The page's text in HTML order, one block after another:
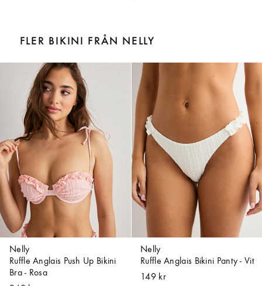
FLER BIKINI FRÅN NELLY
Nelly
Ruffle Anglais Push Up Bikini
Bra - Rosa
Nelly
Ruffle Anglais Bikini Panty - Vit
149 kr